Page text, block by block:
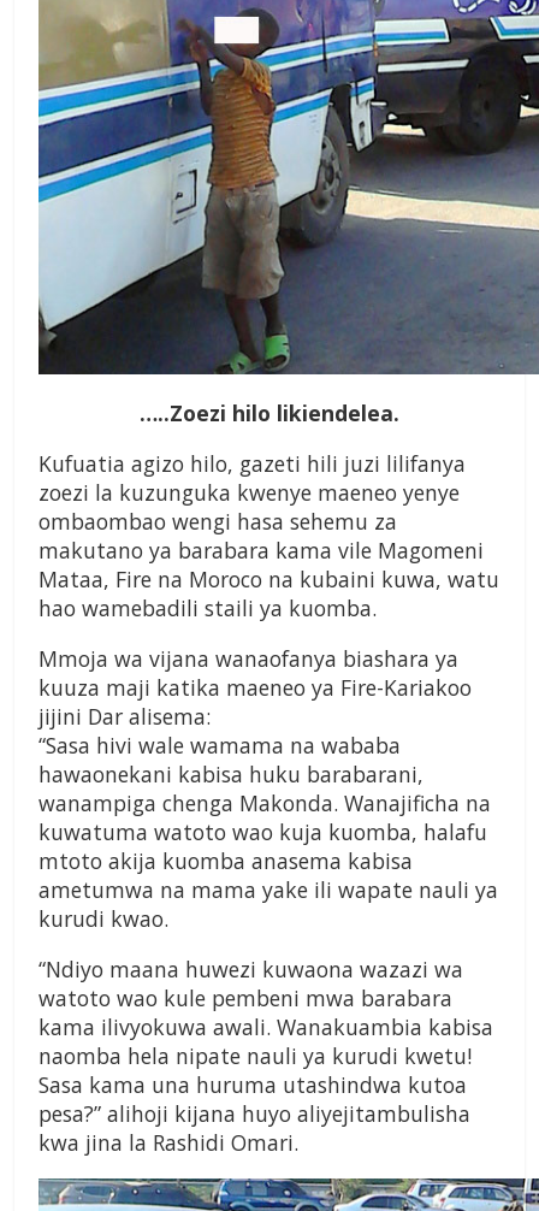
…..Zoezi hilo likiendelea.
Kufuatia agizo hilo, gazeti hili juzi lilifanya
zoezi la kuzunguka kwenye maeneo yenye
ombaombao wengi hasa sehemu za
makutano ya barabara kama vile Magomeni
Mataa, Fire na Moroco na kubaini kuwa, watu
hao wamebadili staili ya kuomba.
Mmoja wa vijana wanaofanya biashara ya
kuuza maji katika maeneo ya Fire-Kariakoo
jijini Dar alisema:
“Sasa hivi wale wamama na wababa
hawaonekani kabisa huku barabarani,
wanampiga chenga Makonda. Wanajificha na
kuwatuma watoto wao kuja kuomba, halafu
mtoto akija kuomba anasema kabisa
ametumwa na mama yake ili wapate nauli ya
kurudi kwao.
“Ndiyo maana huwezi kuwaona wazazi wa
watoto wao kule pembeni mwa barabara
kama ilivyokuwa awali. Wanakuambia kabisa
naomba hela nipate nauli ya kurudi kwetu!
Sasa kama una huruma utashindwa kutoa
pesa?” alihoji kijana huyo aliyejitambulisha
kwa jina la Rashidi Omari.